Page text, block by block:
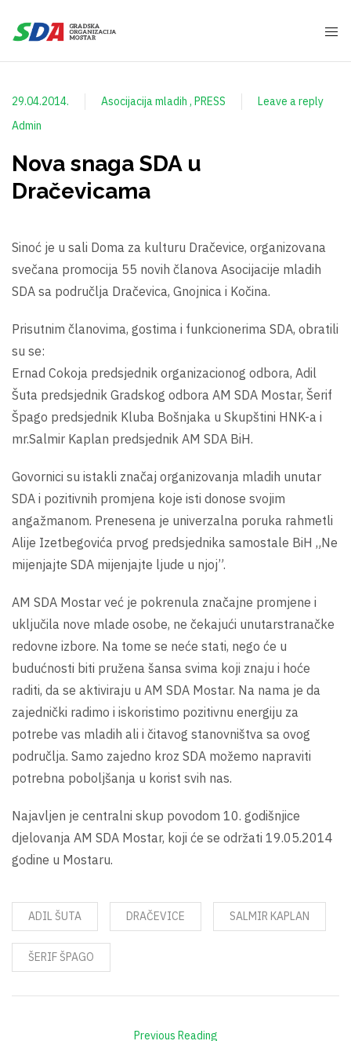
29.04.2014. Asocijacija mladih PRESS
Leave a reply
Admin
Nova snaga SDA u
Dračevicama
Sinoć je u sali Doma za kulturu Dračevice, organizovana
svečana promocija 55 novih članova Asocijacije mladih
SDA sa područlja Dračevica, Gnojnica i Kočina.
Prisutnim članovima, gostima i funkcionerima SDA, obratili
su se:
Ernad Cokoja predsjednik organizacionog odbora, Adil
Šuta predsjednik Gradskog odbora AM SDA Mostar, Šerif
Špago predsjednik Kluba Bošnjaka u Skupštini HNK-a i
mr.Salmir Kaplan predsjednik AM SDA BiH.
Govornici su istakli značaj organizovanja mladih unutar
SDA i pozitivnih promjena koje isti donose svojim
angažmanom. Prenesena je univerzalna poruka rahmetli
Alije Izetbegovića prvog predsjednika samostale BiH „Ne
mijenjajte SDA mijenjajte ljude u njoj”.
AM SDA Mostar već je pokrenula značajne promjene i
uključila nove mlade osobe, ne čekajući unutarstranačke
redovne izbore. Na tome se neće stati, nego će u
budućnosti biti pružena šansa svima koji znaju i hoće
raditi, da se aktiviraju u AM SDA Mostar. Na nama je da
zajednički radimo i iskoristimo pozitivnu energiju za
potrebe vas mladih ali i čitavog stanovništva sa ovog
područlja. Samo zajedno kroz SDA možemo napraviti
potrebna poboljšanja u korist svih nas.
Najavljen je centralni skup povodom 10. godišnjice
djelovanja AM SDA Mostar, koji će se održati 19.05.2014
godine u Mostaru.
ADIL ŠUTA DRAČEVICE SALMIR KAPLAN
ŠERIF ŠPAGO
Previous Reading